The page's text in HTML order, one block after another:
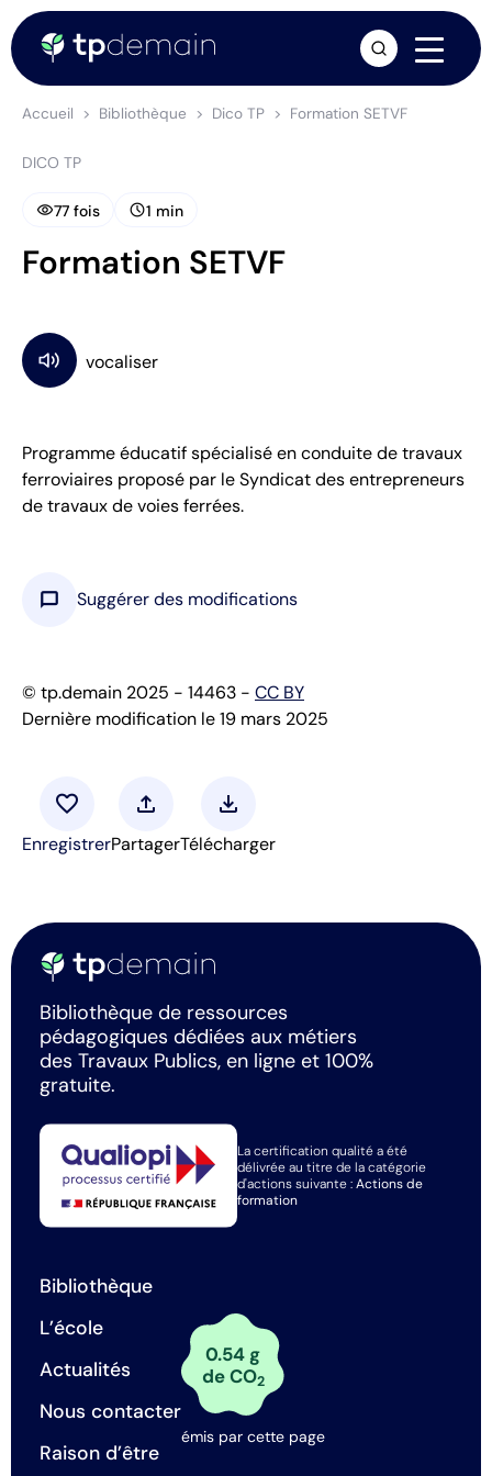
Accueil Bibliothèque Dico TP Formation SETVF
DICO TP
visibility77 fois schedule1 min
Formation SETVF
Programme éducatif spécialisé en conduite de travaux
ferroviaires proposé par le Syndicat des entrepreneurs
de travaux de voies ferrées.
chat_bubble Suggérer des modifications
© tp.demain 2025 - 14463 - CC BY
Dernière modification le 19 mars 2025
favorite
Enregistrer
upload
Partager
download
Télécharger
Bibliothèque de ressources
pédagogiques dédiées aux métiers
des Travaux Publics, en ligne et 100%
gratuite.
La certification qualité a été
délivrée au titre de la catégorie
d'actions suivante :Actions de
formation
Bibliothèque
L’école
Actualités
Nous contacter
Raison d’être
0.54 g
de CO2
émis par cette page
arrow_forward